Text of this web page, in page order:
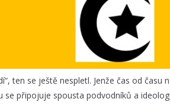
ten se ještě nespletl. Jenže čas od
se připojuje spousta podvodníků a